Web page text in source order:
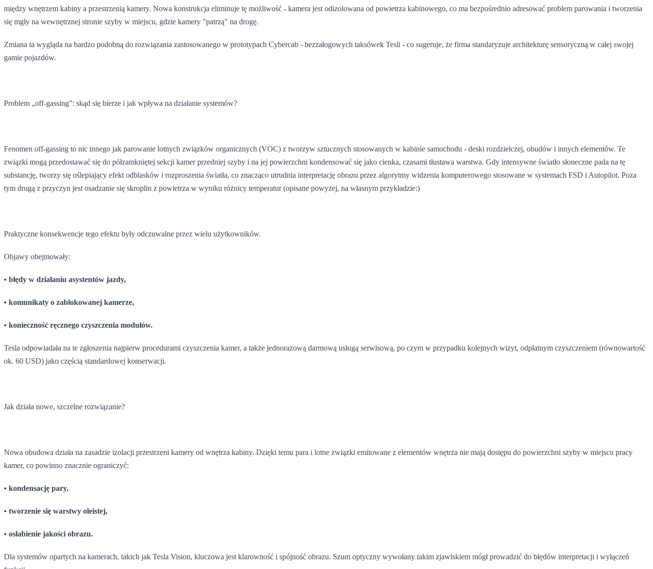
między wnętrzem kabiny a przestrzenią kamery. Nowa konstrukcja eliminuje tę możliwość - kamera jest odizolowana od powietrza kabinowego, co ma bezpośrednio adresować problem parowania i tworzenia
się mgły na wewnętrznej stronie szyby w miejscu, gdzie kamery "patrzą" na drogę.
Zmiana ta wygląda na bardzo podobną do rozwiązania zastosowanego w prototypach Cybercab - bezzałogowych taksówek Tesli - co sugeruje, że firma standaryzuje architekturę sensoryczną w całej swojej
gamie pojazdów.
Problem „off-gassing”: skąd się bierze i jak wpływa na działanie systemów?
Fenomen off-gassing to nic innego jak parowanie lotnych związków organicznych (VOC) z tworzyw sztucznych stosowanych w kabinie samochodu - deski rozdzielczej, obudów i innych elementów. Te
związki mogą przedostawać się do półzamkniętej sekcji kamer przedniej szyby i na jej powierzchni kondensować się jako cienka, czasami tłustawa warstwa. Gdy intensywne światło słoneczne pada na tę
substancję, tworzy się oślepiający efekt odblasków i rozproszenia światła, co znacząco utrudnia interpretację obrazu przez algorytmy widzenia komputerowego stosowane w systemach FSD i Autopilot. Poza
tym drugą z przyczyn jest osadzanie się skroplin z powietrza w wyniku różnicy temperatur (opisane powyżej, na własnym przykładzie:)
Praktyczne konsekwencje tego efektu były odczuwalne przez wielu użytkowników.
Objawy obejmowały:
• błędy w działaniu asystentów jazdy,
• komunikaty o zablokowanej kamerze,
• konieczność ręcznego czyszczenia modułów.
Tesla odpowiadała na te zgłoszenia najpierw procedurami czyszczenia kamer, a także jednorazową darmową usługą serwisową, po czym w przypadku kolejnych wizyt, odpłatnym czyszczeniem (równowartość
ok. 60 USD) jako częścią standardowej konserwacji.
Jak działa nowe, szczelne rozwiązanie?
Nowa obudowa działa na zasadzie izolacji przestrzeni kamery od wnętrza kabiny. Dzięki temu para i lotne związki emitowane z elementów wnętrza nie mają dostępu do powierzchni szyby w miejscu pracy
kamer, co powinno znacznie ograniczyć:
• kondensację pary,
• tworzenie się warstwy oleistej,
• osłabienie jakości obrazu.
Dla systemów opartych na kamerach, takich jak Tesla Vision, kluczowa jest klarowność i spójność obrazu. Szum optyczny wywołany takim zjawiskiem mógł prowadzić do błędów interpretacji i wyłączeń